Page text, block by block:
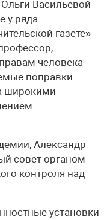
Васильевой
у ряда
газете»
человека
поправки
широкими
Александр
совет органом
контроля над
установки